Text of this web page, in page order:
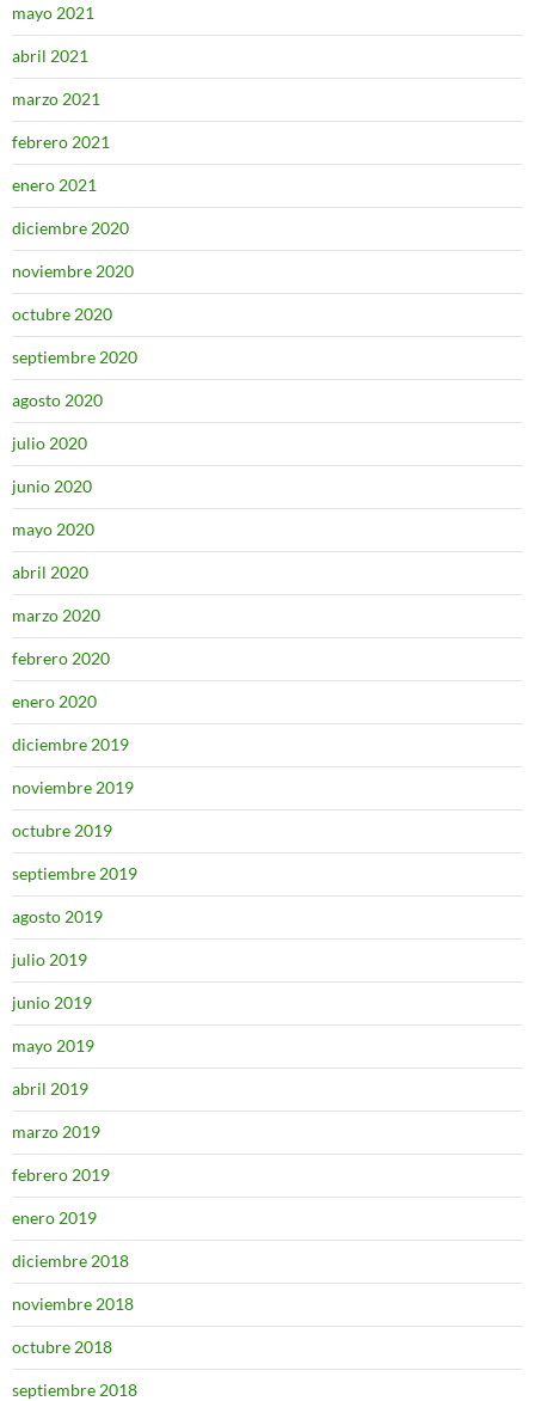
mayo 2021
abril 2021
marzo 2021
febrero 2021
enero 2021
diciembre 2020
noviembre 2020
octubre 2020
septiembre 2020
agosto 2020
julio 2020
junio 2020
mayo 2020
abril 2020
marzo 2020
febrero 2020
enero 2020
diciembre 2019
noviembre 2019
octubre 2019
septiembre 2019
agosto 2019
julio 2019
junio 2019
mayo 2019
abril 2019
marzo 2019
febrero 2019
enero 2019
diciembre 2018
noviembre 2018
octubre 2018
septiembre 2018